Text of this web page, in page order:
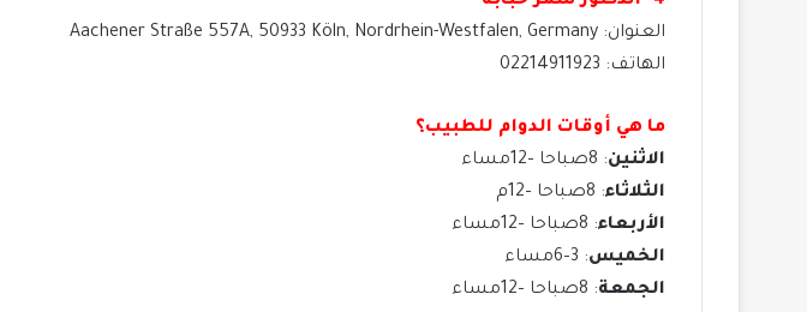
العنوان: Aachener Straße 557A, 50933 Köln, Nordrhein-Westfalen, Germany
الهاتف: 02214911923
ما هي أوقات الدوام للطبيب؟
الاثنين: 8صباحا –12مساء
الثلاثاء: 8صباحا –12م
الأربعاء: 8صباحا –12مساء
الخميس: 3–6مساء
الجمعة: 8صباحا –12مساء